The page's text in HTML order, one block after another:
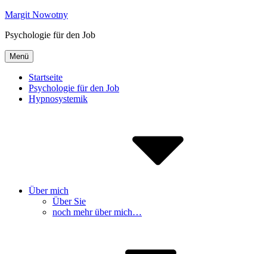
Inhalte
Margit Nowotny
Psychologie für den Job
Menü
Startseite
Psychologie für den Job
Hypnosystemik
Über mich
Über Sie
noch mehr über mich…